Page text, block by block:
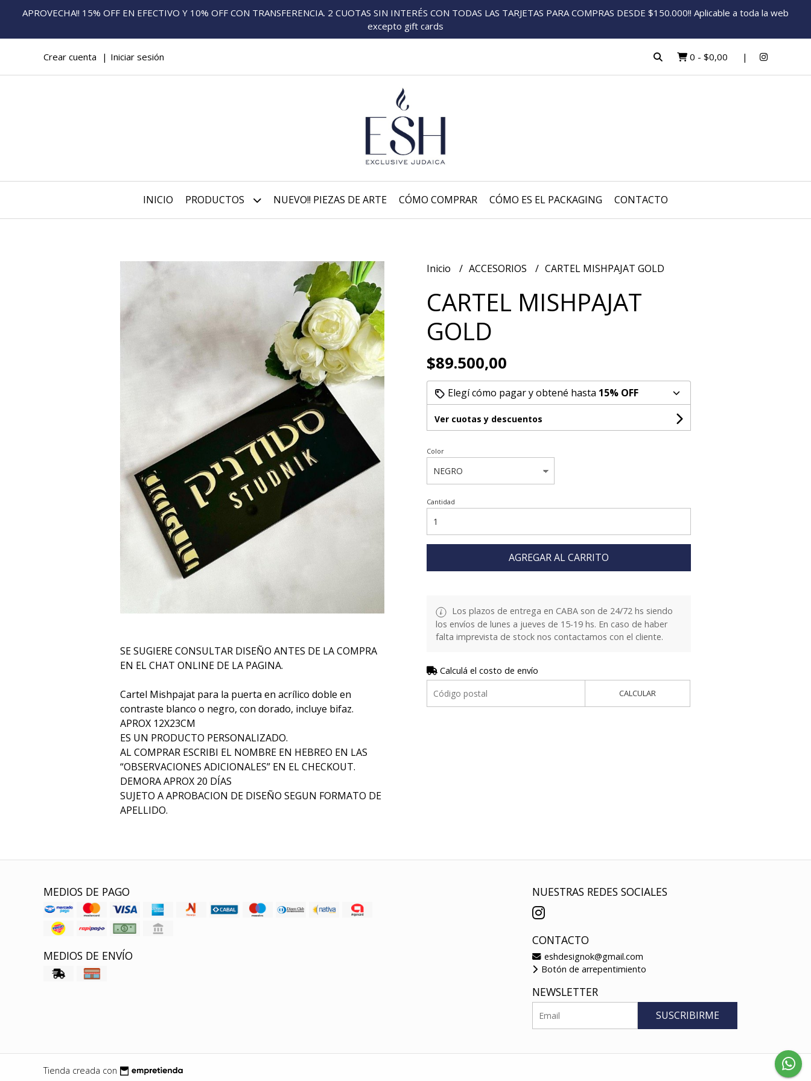
APROVECHA!! 15% OFF EN EFECTIVO Y 10% OFF CON TRANSFERENCIA. 2 CUOTAS SIN INTERÉS CON TODAS LAS TARJETAS PARA COMPRAS DESDE $150.000!! Aplicable a toda la web
excepto gift cards
Crear cuenta Iniciar sesión 0 - $0,00
INICIO PRODUCTOS NUEVO!! PIEZAS DE ARTE CÓMO COMPRAR CÓMO ES EL PACKAGING CONTACTO
SE SUGIERE CONSULTAR DISEÑO ANTES DE LA COMPRA
EN EL CHAT ONLINE DE LA PAGINA.
Cartel Mishpajat para la puerta en acrílico doble en
contraste blanco o negro, con dorado, incluye bifaz.
APROX 12X23CM
ES UN PRODUCTO PERSONALIZADO.
AL COMPRAR ESCRIBI EL NOMBRE EN HEBREO EN LAS
“OBSERVACIONES ADICIONALES” EN EL CHECKOUT.
DEMORA APROX 20 DÍAS
SUJETO A APROBACION DE DISEÑO SEGUN FORMATO DE
APELLIDO.
Inicio ACCESORIOS CARTEL MISHPAJAT GOLD
CARTEL MISHPAJAT
GOLD
$89.500,00
Elegí cómo pagar y obtené hasta 15% OFF
Ver cuotas y descuentos
Color
Cantidad
AGREGAR AL CARRITO
Los plazos de entrega en CABA son de 24/72 hs siendo
los envíos de lunes a jueves de 15-19 hs. En caso de haber
falta imprevista de stock nos contactamos con el cliente.
Calculá el costo de envío
CALCULAR
MEDIOS DE PAGO
MEDIOS DE ENVÍO
NUESTRAS REDES SOCIALES
CONTACTO
eshdesignok@gmail.com
Botón de arrepentimiento
NEWSLETTER
SUSCRIBIRME
Tienda creada con